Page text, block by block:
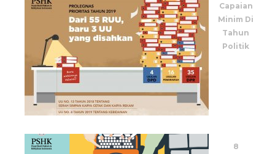
Capaian
Minim Di
Tahun
Politik
8